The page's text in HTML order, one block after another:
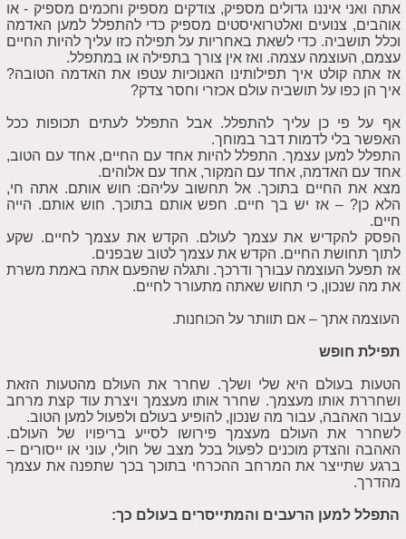
אתה ואני איננו גדולים מספיק, צודקים מספיק וחכמים מספיק - או
אוהבים, צנועים ואלטרואיסטים מספיק כדי להתפלל למען האדמה
וכלל תושביה. כדי לשאת באחריות על תפילה כזו עליך להיות החיים
עצמם, העוצמה עצמה. ואז אין צורך בתפילה או במתפלל.
אז אתה קולט איך תפילותינו האנוכיות עטפו את האדמה הטובה?
איך הן כפו על תושביה עולם אכזרי וחסר צדק?
אף על פי כן עליך להתפלל. אבל התפלל לעתים תכופות ככל
האפשר בלי לדמות דבר במוחך.
התפלל למען עצמך. התפלל להיות אחד עם החיים, אחד עם הטוב,
אחד עם האדמה, אחד עם המקור, אחד עם אלוהים.
מצא את החיים בתוכך. אל תחשוב עליהם: חוש אותם. אתה חי,
הלא כן? – אז יש בך חיים. חפש אותם בתוכך. חוש אותם. הייה
חיים.
הפסק להקדיש את עצמך לעולם. הקדש את עצמך לחיים. שקע
לתוך תחושת החיים. הקדש את עצמך לטוב שבפנים.
אז תפעל העוצמה עבורך ודרכך. ותגלה שהפעם אתה באמת משרת
את מה שנכון, כי תחוש שאתה מתעורר לחיים.
העוצמה אתך – אם תוותר על הכוחנות.
תפילת חופש
הטעות בעולם היא שלי ושלך. שחרר את העולם מהטעות הזאת
ושחררת אותו מעצמך. שחרר אותו מעצמך ויצרת עוד קצת מרחב
עבור האהבה, עבור מה שנכון, להופיע בעולם ולפעול למען הטוב.
לשחרר את העולם מעצמך פירושו לסייע בריפויו של העולם.
האהבה והצדק מוכנים לפעול בכל מצב של חולי, עוני או ייסורים –
ברגע שתייצר את המרחב ההכרחי בתוכך בכך שתפנה את עצמך
מהדרך.
התפלל למען הרעבים והמתייסרים בעולם כך: